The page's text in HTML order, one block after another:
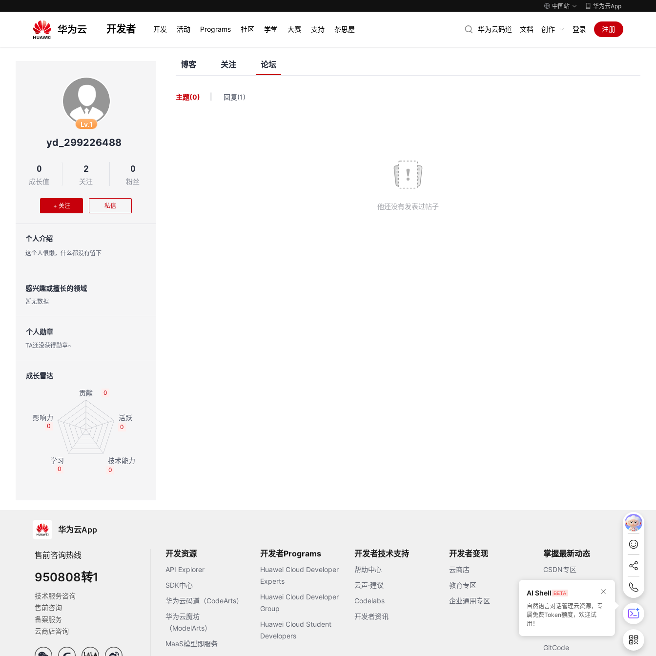
中国站 华为云App
开发者 开发 活动 Programs 社区 学堂 大赛 支持 茶思屋 华为云码道 文档 创作 登录 注册
Lv.1
yd_299226488
0
成长值
2
关注
0
粉丝
+ 关注 私信
个人介绍
这个人很懒，什么都没有留下
感兴趣或擅长的领域
暂无数据
个人勋章
TA还没获得勋章~
成长雷达
0
0
0
0
0
博客 关注 论坛
主题(0) 回复(1)
他还没有发表过帖子
华为云App
售前咨询热线
950808转1
技术服务咨询
售前咨询
备案服务
云商店咨询
开发资源
API Explorer
SDK中心
华为云码道（CodeArts）
华为云魔坊
（ModelArts）
MaaS模型即服务
开发者Programs
Huawei Cloud Developer
Experts
Huawei Cloud Developer
Group
Huawei Cloud Student
Developers
开发者技术支持
帮助中心
云声·建议
Codelabs
开发者资讯
开发者变现
云商店
教育专区
企业通用专区
掌握最新动态
CSDN专区
51CTO
GitCode
AI Shell
自然语言对话管理云资源，专
属免费Token额度，欢迎试
用！